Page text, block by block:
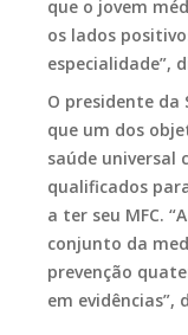
que o jovem
os lados
especialidade”,
O presidente da
que um dos
saúde universal
qualificados
a ter seu MFC.
conjunto da
prevenção
em evidências”,